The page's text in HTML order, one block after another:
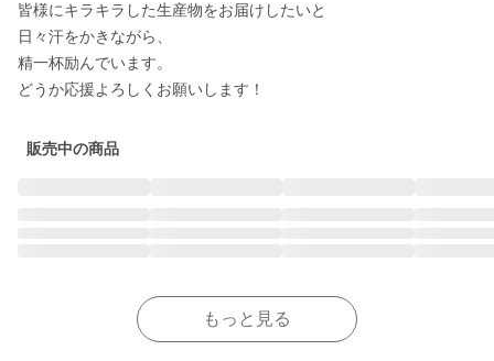
皆様にキラキラした生産物をお届けしたいと
日々汗をかきながら、
精一杯励んでいます。
どうか応援よろしくお願いします！
販売中の商品
もっと見る